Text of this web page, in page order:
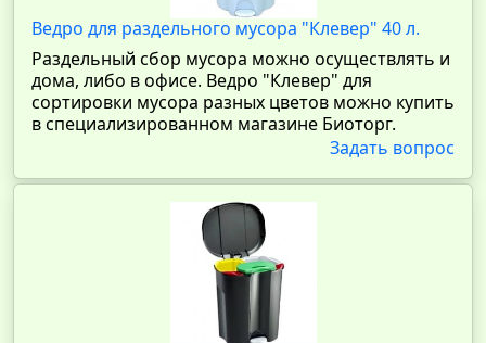
Ведро для раздельного мусора "Клевер" 40 л.
Раздельный сбор мусора можно осуществлять и
дома, либо в офисе. Ведро "Клевер" для
сортировки мусора разных цветов можно купить
в специализированном магазине Биоторг.
Задать вопрос